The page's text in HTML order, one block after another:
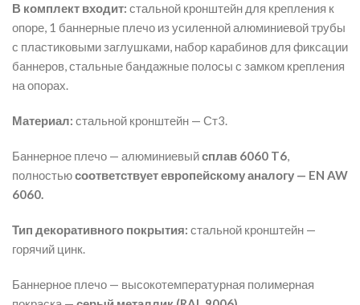
В комплект входит: стальной кронштейн для крепления к
опоре, 1 баннерные плечо из усиленной алюминиевой трубы
с пластиковыми заглушками, набор карабинов для фиксации
баннеров, стальные бандажные полосы с замком крепления
на опорах.
Материал: стальной кронштейн — Ст3.
Баннерное плечо — алюминиевыйсплав 6060 T6,
полностьюсоответствует европейскому аналогу — EN AW
6060.
Тип декоративного покрытия: стальной кронштейн —
горячий цинк.
Баннерное плечо — высокотемпературная полимерная